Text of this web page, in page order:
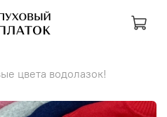
цвета водолазок!